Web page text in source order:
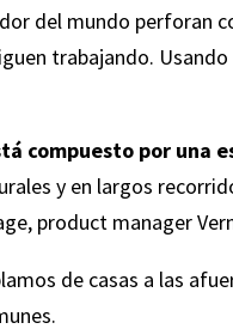
del mundo perforan
trabajando. Usando
compuesto por una
y en largos
product manager
de casas a las